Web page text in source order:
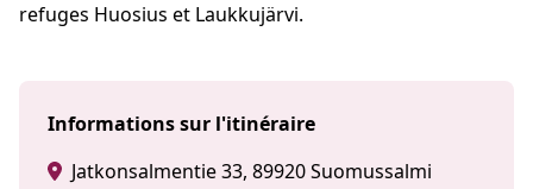
refuges Huosius et Laukkujärvi.
Informations sur l'itinéraire
Jatkonsalmentie 33, 89920 Suomussalmi